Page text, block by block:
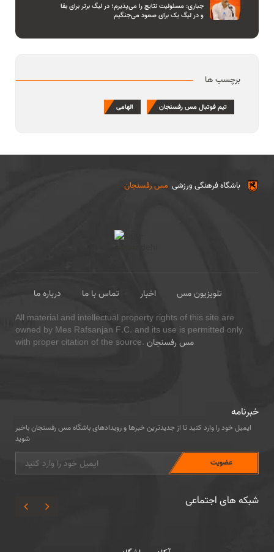
جباری: مسئولیت نتایج را می‌پذیرم؛ در لیگ برتر برای بقا
و در لیگ یک برای صعود می‌جنگیم
برچسب ها
تیم فوتبال مس رفسنجان الهامی
مس رفسنجان باشگاه فرهنگی ورزشی
درباره ما تماس با ما اخبار
تلویزیون مس
All material and intellectual property rights of this site are
owned by Mes Rafsanjan F.C. and its use is permitted only
with proper citation of the source. مس رفسنجان
خبرنامه
ایمیل خود را وارد کنید تا از جدیدترین خبرها و رویدادهای باشگاه مس رفسنجان باخبر
شوید
شبکه های اجتماعی